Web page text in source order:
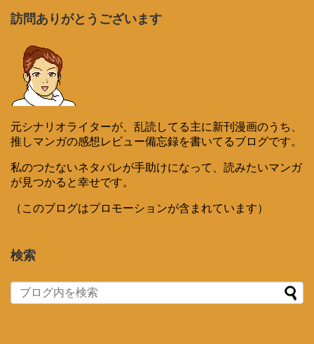
訪問ありがとうございます
元シナリオライターが、乱読してる主に新刊漫画のうち、
推しマンガの感想レビュー備忘録を書いてるブログです。
私のつたないネタバレが手助けになって、読みたいマンガ
が見つかると幸せです。
（このブログはプロモーションが含まれています）
検索